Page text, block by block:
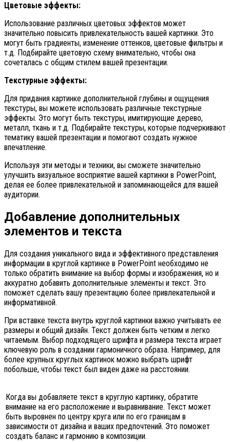
Цветовые эффекты:
Использование различных цветовых эффектов может
значительно повысить привлекательность вашей картинки. Это
могут быть градиенты, изменение оттенков, цветовые фильтры и
т.д. Подбирайте цветовую схему внимательно, чтобы она
сочеталась с общим стилем вашей презентации.
Текстурные эффекты:
Для придания картинке дополнительной глубины и ощущения
текстуры, вы можете использовать различные текстурные
эффекты. Это могут быть текстуры, имитирующие дерево,
металл, ткань и т.д. Подбирайте текстуры, которые подчеркивают
тематику вашей презентации и помогают создать нужное
впечатление.
Используя эти методы и техники, вы сможете значительно
улучшить визуальное восприятие вашей картинки в PowerPoint,
делая ее более привлекательной и запоминающейся для вашей
аудитории.
Добавление дополнительных
элементов и текста
Для создания уникального вида и эффективного представления
информации в круглой картинке в PowerPoint необходимо не
только обратить внимание на выбор формы и изображения, но и
аккуратно добавить дополнительные элементы и текст. Это
поможет сделать вашу презентацию более привлекательной и
информативной.
При вставке текста внутрь круглой картинки важно учитывать ее
размеры и общий дизайн. Текст должен быть четким и легко
читаемым. Выбор подходящего шрифта и размера текста играет
ключевую роль в создании гармоничного образа. Например, для
более крупных круглых картинок можно выбрать шрифт
побольше, чтобы текст был виден даже на расстоянии.
Когда вы добавляете текст в круглую картинку, обратите
внимание на его расположение и выравнивание. Текст может
быть выровнен по центру круга или по его границам в
зависимости от дизайна и ваших предпочтений. Это поможет
создать баланс и гармонию в композиции.